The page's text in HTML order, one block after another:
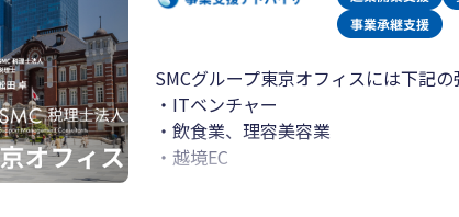
個人事業主・小規模事業者の方が
税務の不安に振り回されることなく
本業に集中できる環境を整えること。
それが、フェアネス税理士事務所の役
SMCグループ東京オフィスには下記の
・ITベンチャー
・飲食業、理容美容業
・越境EC